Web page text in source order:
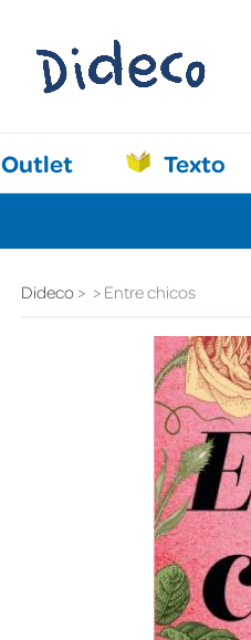
Outlet Texto
Dideco Entre chicos